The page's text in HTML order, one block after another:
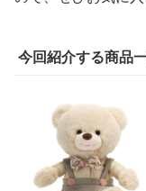
今回紹介する商品